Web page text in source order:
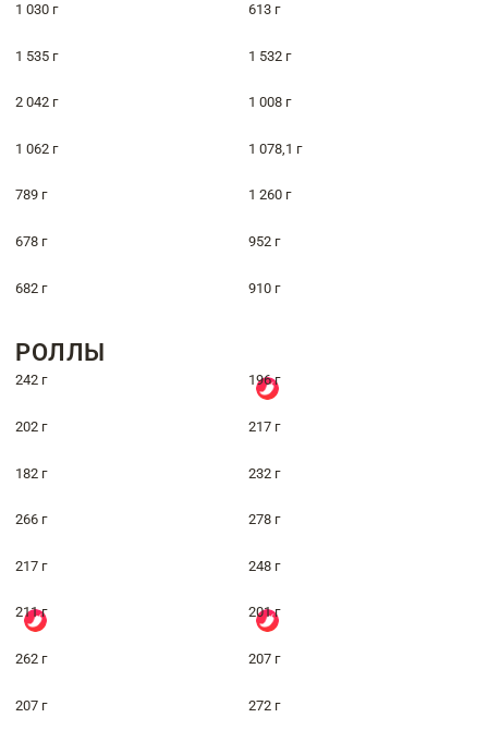
1 030 г 613 г
1 535 г 1 532 г
2 042 г 1 008 г
1 062 г 1 078,1 г
789 г 1 260 г
678 г 952 г
682 г 910 г
РОЛЛЫ
242 г 196 г
202 г 217 г
182 г 232 г
266 г 278 г
217 г 248 г
211 г 201 г
262 г 207 г
207 г 272 г